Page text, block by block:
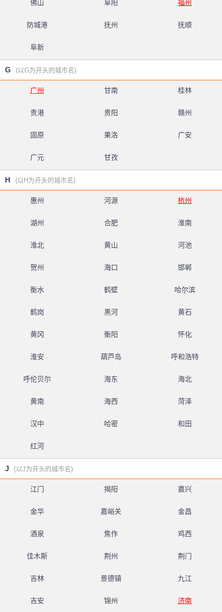
佛山 阜阳 福州
防城港 抚州 抚顺
阜新
G (以G为开头的城市名)
广州 甘南 桂林
贵港 贵阳 赣州
固原 果洛 广安
广元 甘孜
H (以H为开头的城市名)
惠州 河源 杭州
湖州 合肥 淮南
淮北 黄山 河池
贺州 海口 邯郸
衡水 鹤壁 哈尔滨
鹤岗 黑河 黄石
黄冈 衡阳 怀化
淮安 葫芦岛 呼和浩特
呼伦贝尔 海东 海北
黄南 海西 菏泽
汉中 哈密 和田
红河
J (以J为开头的城市名)
江门 揭阳 嘉兴
金华 嘉峪关 金昌
酒泉 焦作 鸡西
佳木斯 荆州 荆门
吉林 景德镇 九江
吉安 锦州 济南